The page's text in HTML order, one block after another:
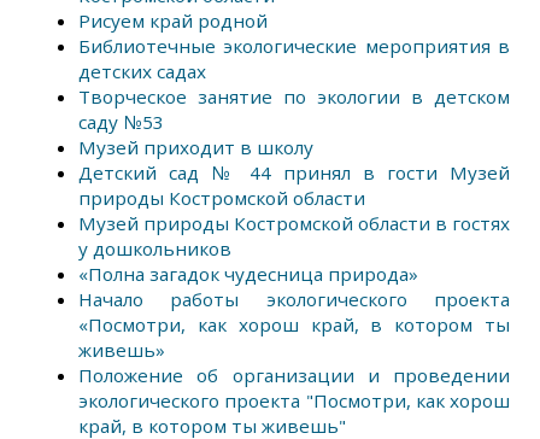
Рисуем край родной
Библиотечные экологические мероприятия в
детских садах
Творческое занятие по экологии в детском
саду №53
Музей приходит в школу
Детский сад № 44 принял в гости Музей
природы Костромской области
Музей природы Костромской области в гостях
у дошкольников
«Полна загадок чудесница природа»
Начало работы экологического проекта
«Посмотри, как хорош край, в котором ты
живешь»
Положение об организации и проведении
экологического проекта "Посмотри, как хорош
край, в котором ты живешь"